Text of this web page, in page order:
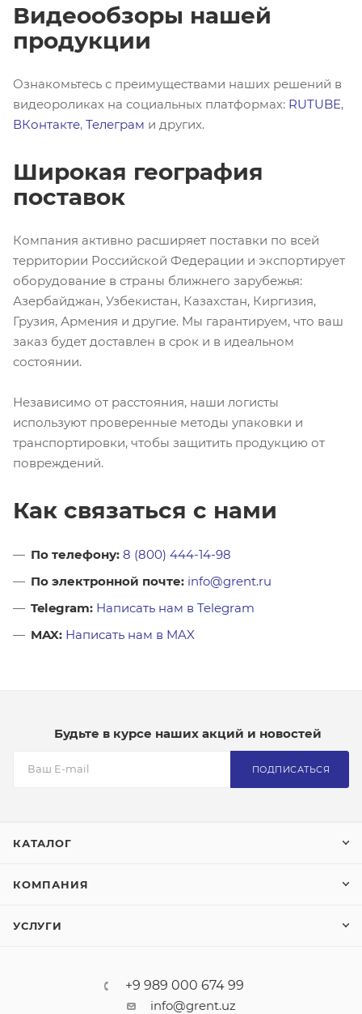
Видеообзоры нашей
продукции
Ознакомьтесь с преимуществами наших решений в
видеороликах на социальных платформах: RUTUBE,
ВКонтакте, Телеграм и других.
Широкая география
поставок
Компания активно расширяет поставки по всей
территории Российской Федерации и экспортирует
оборудование в страны ближнего зарубежья:
Азербайджан, Узбекистан, Казахстан, Киргизия,
Грузия, Армения и другие. Мы гарантируем, что ваш
заказ будет доставлен в срок и в идеальном
состоянии.
Независимо от расстояния, наши логисты
используют проверенные методы упаковки и
транспортировки, чтобы защитить продукцию от
повреждений.
Как связаться с нами
По телефону: 8 (800) 444-14-98
По электронной почте: info@grent.ru
Telegram: Написать нам в Telegram
MAX: Написать нам в MAX
Будьте в курсе наших акций и новостей
ПОДПИСАТЬСЯ
КАТАЛОГ
КОМПАНИЯ
УСЛУГИ
+9 989 000 674 99
info@grent.uz